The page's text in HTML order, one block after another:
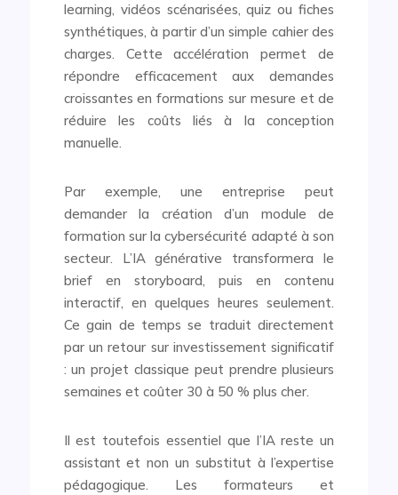
learning, vidéos scénarisées, quiz ou fiches
synthétiques, à partir d’un simple cahier des
charges. Cette accélération permet de
répondre efficacement aux demandes
croissantes en formations sur mesure et de
réduire les coûts liés à la conception
manuelle.
Par exemple, une entreprise peut
demander la création d’un module de
formation sur la cybersécurité adapté à son
secteur. L’IA générative transformera le
brief en storyboard, puis en contenu
interactif, en quelques heures seulement.
Ce gain de temps se traduit directement
par un retour sur investissement significatif
: un projet classique peut prendre plusieurs
semaines et coûter 30 à 50 % plus cher.
Il est toutefois essentiel que l’IA reste un
assistant et non un substitut à l’expertise
pédagogique. Les formateurs et